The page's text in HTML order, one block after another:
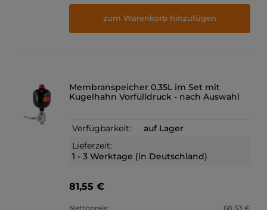
zum Warenkorb hinzufügen
Membranspeicher 0,35L im Set mit
Kugelhahn Vorfülldruck - nach Auswahl
Verfügbarkeit:
auf Lager
Lieferzeit:
1 - 3 Werktage (in Deutschland)
81,55 €
Nettopreis: 68,53 €